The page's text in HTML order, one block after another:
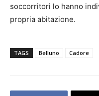
soccorritori lo hanno
propria abitazione.
TAGS Belluno Cadore